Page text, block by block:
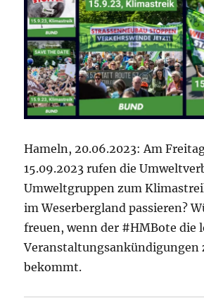
Hameln, 20.06.2023: Am
15.09.2023 rufen die
Umweltgruppen zum
im Weserbergland passieren?
freuen, wenn der #HMBote die
Veranstaltungsankündigungen
bekommt.